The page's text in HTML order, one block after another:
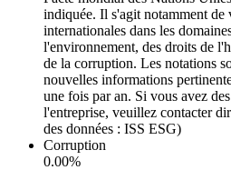
indiquée. Il s'agit notamment de
internationales dans les
l'environnement, des droits de
de la corruption. Les notations
nouvelles informations
une fois par an. Si vous avez
l'entreprise, veuillez contacter
des données : ISS ESG)
Corruption
0.00%